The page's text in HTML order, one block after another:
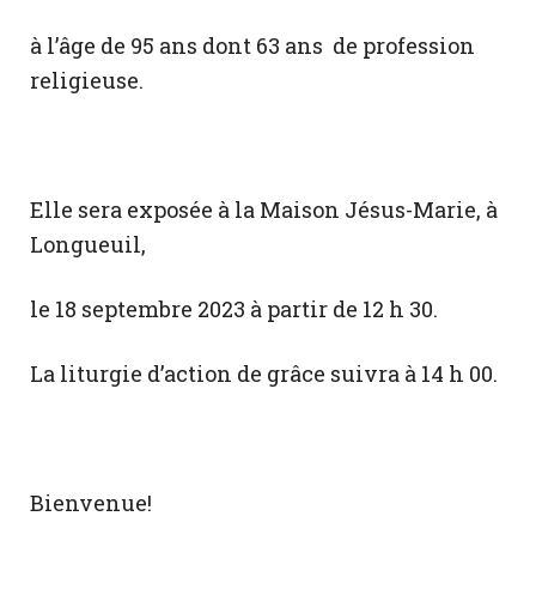
à l’âge de 95 ans dont 63 ans de profession
religieuse.
Elle sera exposée à la Maison Jésus-Marie, à
Longueuil,
le 18 septembre 2023 à partir de 12 h 30.
La liturgie d’action de grâce suivra à 14 h 00.
Bienvenue!